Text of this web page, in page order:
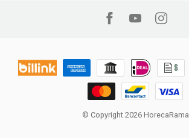
© Copyright 2026 HorecaRama